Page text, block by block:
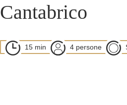
Cantabrico
15 min 4 persone